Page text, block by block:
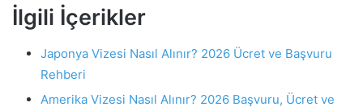
İlgili İçerikler
Japonya Vizesi Nasıl Alınır? 2026 Ücret ve Başvuru
Rehberi
Amerika Vizesi Nasıl Alınır? 2026 Başvuru, Ücret ve